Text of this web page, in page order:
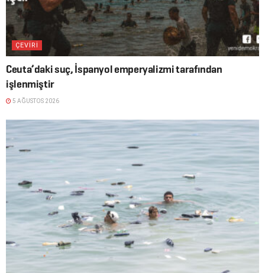
ÇEVİRİ
Ceuta’daki suç, İspanyol emperyalizmi tarafından
işlenmiştir
5 AĞUSTOS 2026